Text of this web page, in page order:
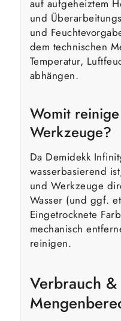
auf aufgeheiztem
und
und
dem technischen
Temperatur,
abhängen.
Womit
Werkzeuge?
Da Demidekk
wasserbasierend
und Werkzeuge
Wasser (und ggf.
Eingetrocknete
mechanisch
reinigen.
Verbrauch &